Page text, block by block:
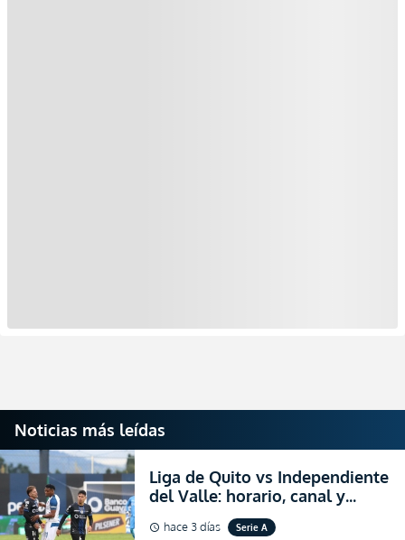
Noticias más leídas
Liga de Quito vs Independiente
del Valle: horario, canal y
dónde ver EN VIVO el
partidazo por la fecha 24 de la
schedule hace 3 días Serie A